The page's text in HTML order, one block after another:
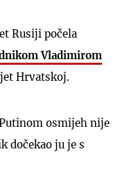
Rusiji počela
Vladimirom
Hrvatskoj.
osmijeh nije
dočekao ju je s